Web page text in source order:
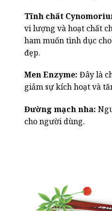
Tĩnh chất
vi lượng và hoạt chất
ham muốn tình dục
đẹp.
Men Enzyme: Đây là
giảm sự kích hoạt và
Đường mạch nha:
cho người dùng.